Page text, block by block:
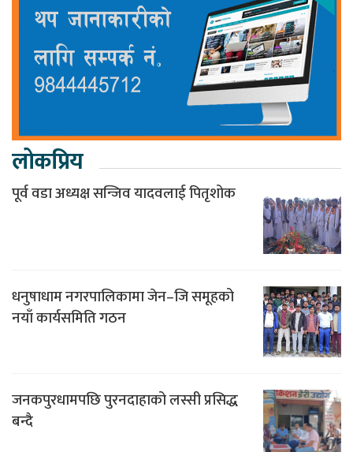
लोकप्रिय
पूर्व वडा अध्यक्ष सन्जिव यादवलाई पितृशोक
धनुषाधाम नगरपालिकामा जेन–जि समूहको
नयाँ कार्यसमिति गठन
जनकपुरधामपछि पुरनदाहाको लस्सी प्रसिद्ध
बन्दै